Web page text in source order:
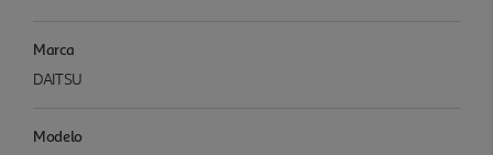
Marca
DAITSU
Modelo